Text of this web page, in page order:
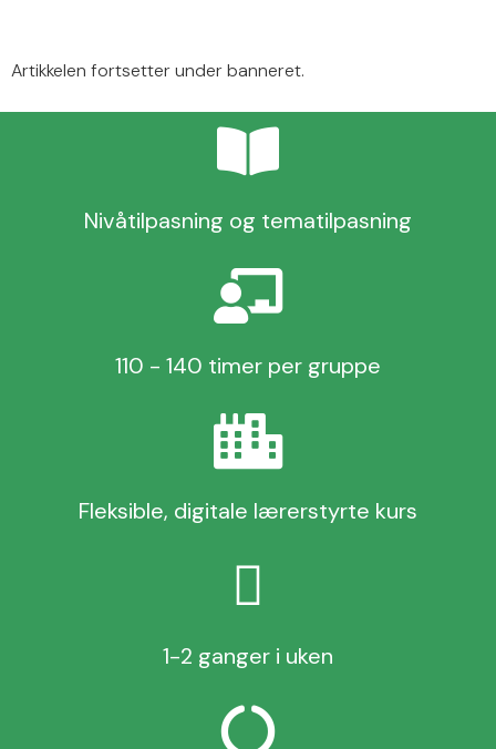
Artikkelen fortsetter under banneret.
Nivåtilpasning og tematilpasning
110 - 140 timer per gruppe
Fleksible, digitale lærerstyrte kurs
1-2 ganger i uken